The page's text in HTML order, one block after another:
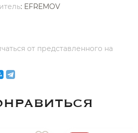
: EFREMOV
от представленного на